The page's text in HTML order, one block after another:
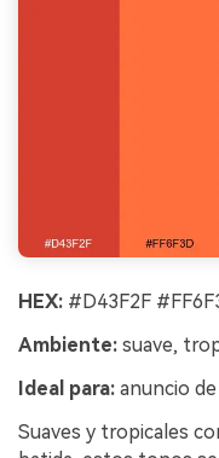
HEX: #D43F2F
Ambiente: suave,
Ideal para: anuncio
Suaves y tropicales